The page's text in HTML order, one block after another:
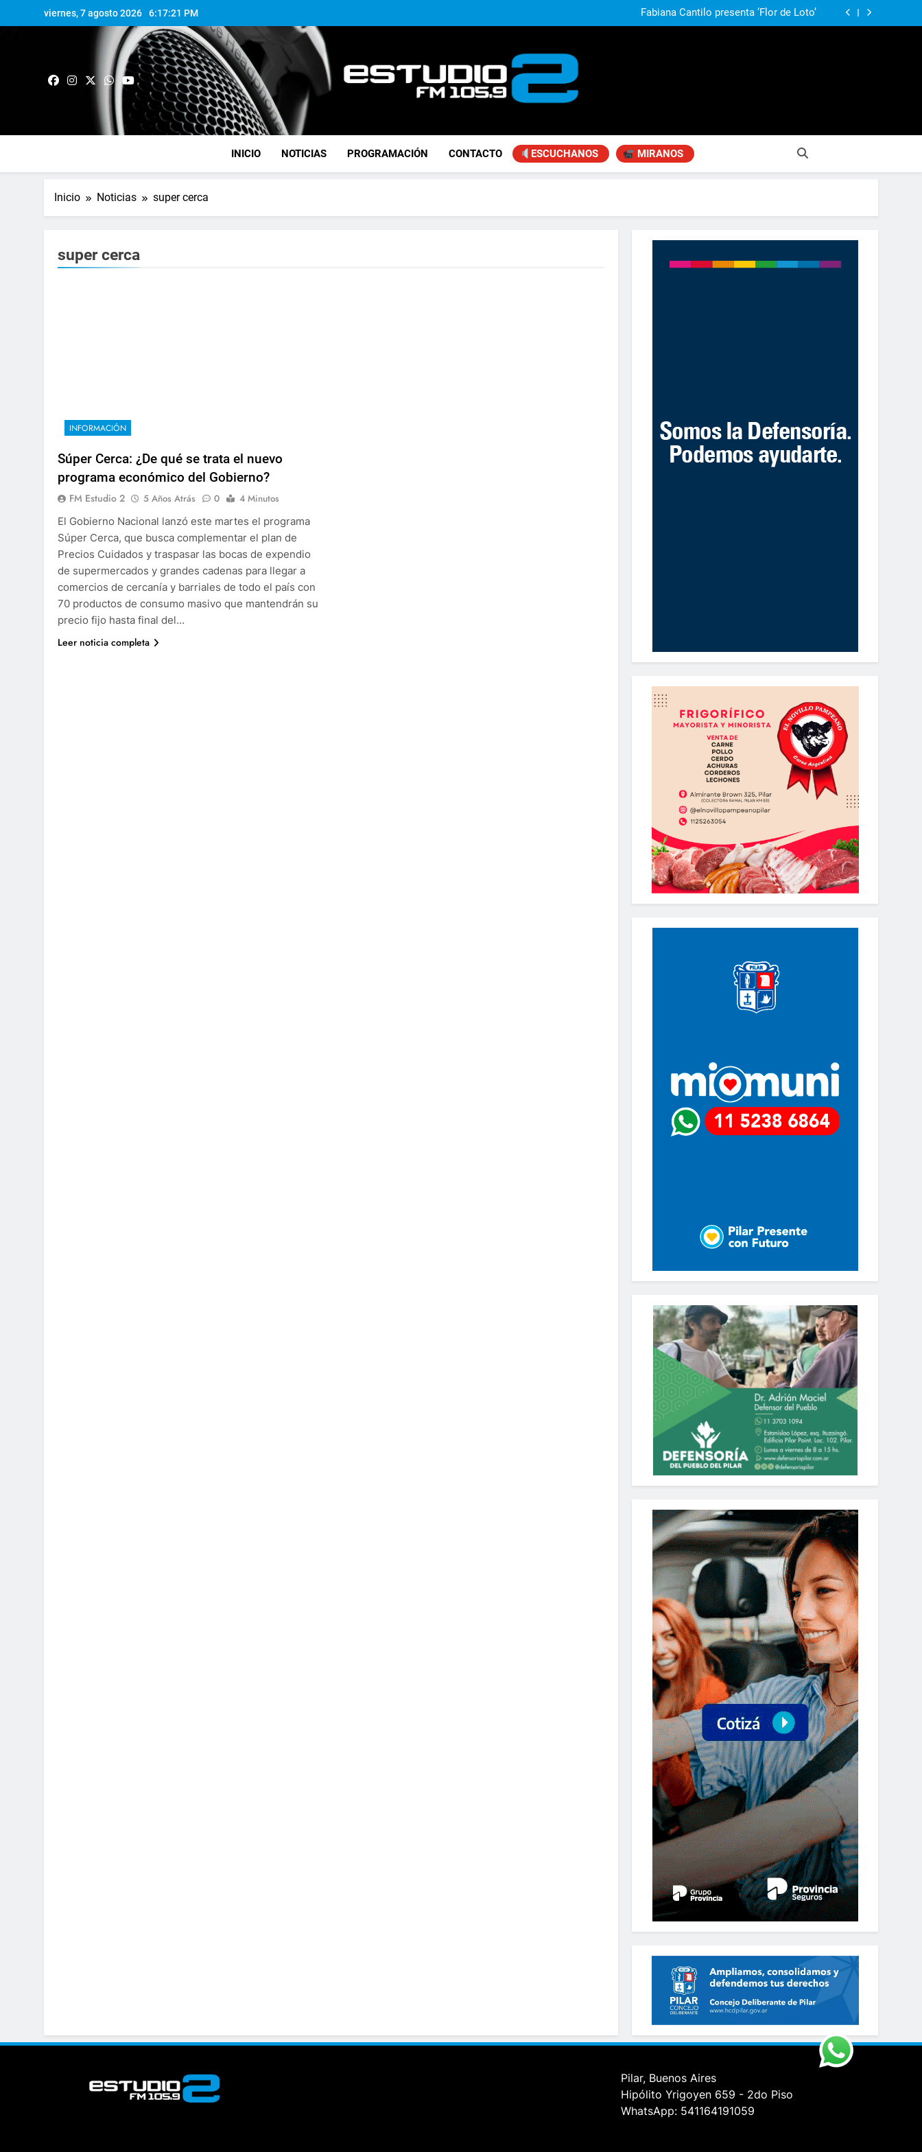
viernes, 7 agosto 2026 6:17:22 PM
Fabiana Cantilo presenta ‘Flor de Loto’
Kicillof: “Se logró que Nación desestime la locura de la venta de tierras a
Kicillof: “Se logró que Nación desestime la locura de la venta de tierras a
FM Estudio 2
INICIO NOTICIAS PROGRAMACIÓN CONTACTO ESCUCHANOS MIRANOS
Inicio Noticias super cerca
super cerca
INFORMACIÓN
Súper Cerca: ¿De qué se trata el nuevo
programa económico del Gobierno?
FM Estudio 2 5 Años Atrás 0
4 Minutos
El Gobierno Nacional lanzó este martes el programa
Súper Cerca, que busca complementar el plan de
Precios Cuidados y traspasar las bocas de expendio
de supermercados y grandes cadenas para llegar a
comercios de cercanía y barriales de todo el país con
70 productos de consumo masivo que mantendrán su
precio fijo hasta final del…
Leer noticia completa
Pilar, Buenos Aires
Hipólito Yrigoyen 659 - 2do Piso
WhatsApp: 541164191059